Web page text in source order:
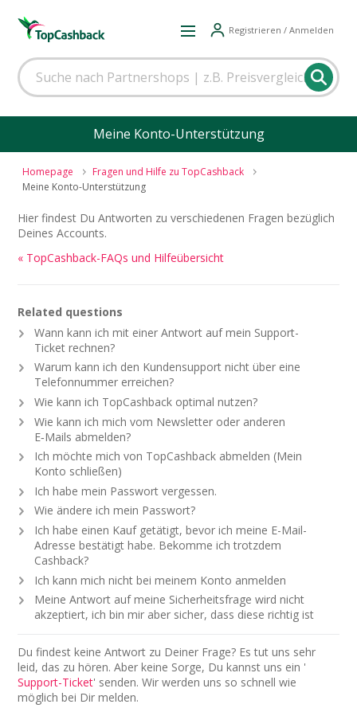
Registrieren / Anmelden
Meine Konto-Unterstützung
Homepage
Fragen und Hilfe zu TopCashback
Meine Konto-Unterstützung
Hier findest Du Antworten zu verschiedenen Fragen bezüglich
Deines Accounts.
« TopCashback-FAQs und Hilfeübersicht
Related questions
Wann kann ich mit einer Antwort auf mein Support-
Ticket rechnen?
Warum kann ich den Kundensupport nicht über eine
Telefonnummer erreichen?
Wie kann ich TopCashback optimal nutzen?
Wie kann ich mich vom Newsletter oder anderen
E‑Mails abmelden?
Ich möchte mich von TopCashback abmelden (Mein
Konto schließen)
Ich habe mein Passwort vergessen.
Wie ändere ich mein Passwort?
Ich habe einen Kauf getätigt, bevor ich meine E-Mail-
Adresse bestätigt habe. Bekomme ich trotzdem
Cashback?
Ich kann mich nicht bei meinem Konto anmelden
Meine Antwort auf meine Sicherheitsfrage wird nicht
akzeptiert, ich bin mir aber sicher, dass diese richtig ist
Du findest keine Antwort zu Deiner Frage? Es tut uns sehr
leid, das zu hören. Aber keine Sorge, Du kannst uns ein '
Support-Ticket' senden. Wir werden uns so schnell wie
möglich bei Dir melden.